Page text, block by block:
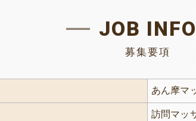
募集要項
JOB INFO
あん摩マ
訪問マッ